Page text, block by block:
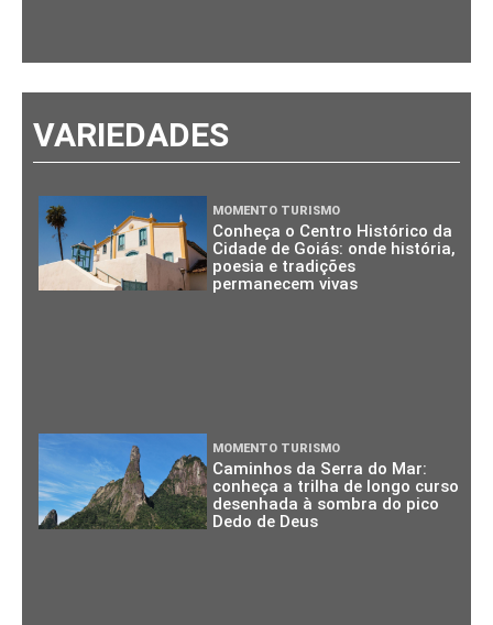
VARIEDADES
MOMENTO TURISMO
Conheça o Centro Histórico da
Cidade de Goiás: onde história,
poesia e tradições
permanecem vivas
MOMENTO TURISMO
Caminhos da Serra do Mar:
conheça a trilha de longo curso
desenhada à sombra do pico
Dedo de Deus